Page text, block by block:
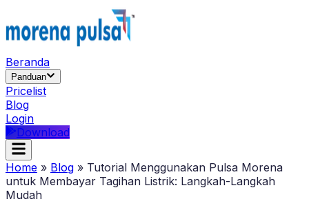
Beranda
Panduan
Pricelist
Blog
Login
Download
Home » Blog » Tutorial Menggunakan Pulsa Morena
untuk Membayar Tagihan Listrik: Langkah-Langkah
Mudah